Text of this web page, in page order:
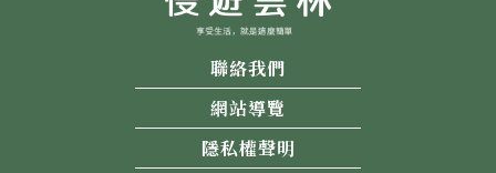
聯絡我們
網站導覽
隱私權聲明